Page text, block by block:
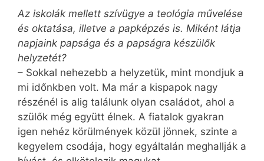
Az iskolák mellett szívügye a teológia művelése
és oktatása, illetve a papképzés is. Miként látja
napjaink papsága és a papságra készülők
helyzetét?
– Sokkal nehezebb a helyzetük, mint mondjuk a
mi időnkben volt. Ma már a kispapok nagy
részénél is alig találunk olyan családot, ahol a
szülők még együtt élnek. A fiatalok gyakran
igen nehéz körülmények közül jönnek, szinte a
kegyelem csodája, hogy egyáltalán meghallják a